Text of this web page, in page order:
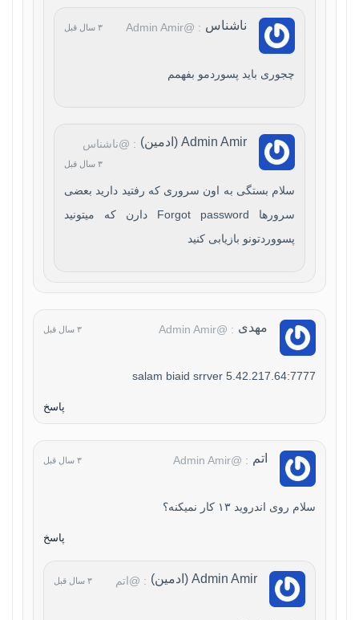
ناشناس : @Admin Amir ۳ سال قبل
چجوری باید پسوردمو بفهمم
Admin Amir (ادمین) : @ناشناس
۳ سال قبل
سلام بستگی به اون سروری که رفتید دارید بعضی
سرورها Forgot password دارن که میتونید
پسووردتونو بازیابی کنید
مهدی : @Admin Amir ۳ سال قبل
salam biaid srrver 5.42.217.64:7777
پاسخ
اتم : @Admin Amir ۳ سال قبل
سلام روی اندروید ۱۳ کار نمیکنه؟
پاسخ
Admin Amir (ادمین) : @اتم ۳ سال قبل